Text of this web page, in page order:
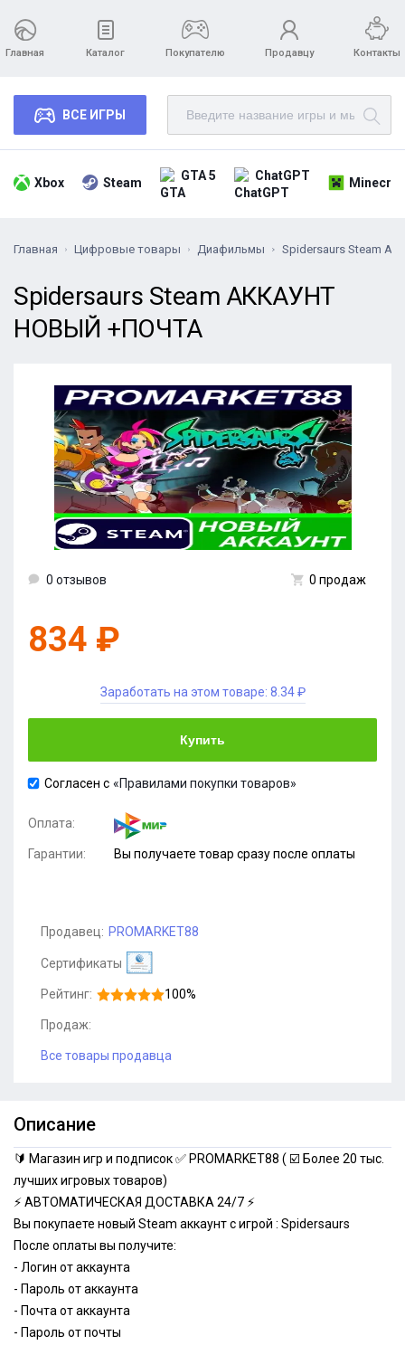
Главная Каталог Покупателю Продавцу Контакты
ВСЕ ИГРЫ
Xbox Steam GTA 5 ChatGPT
Главная Цифровые товары Диафильмы Spidersaurs Steam
Spidersaurs Steam АККАУНТ
НОВЫЙ +ПОЧТА
0 отзывов 0 продаж
834 ₽
Заработать на этом товаре: 8.34 ₽
Купить
Согласен с «Правилами покупки товаров»
Оплата:
Гарантии: Вы получаете товар сразу после оплаты
Продавец: PROMARKET88
Сертификаты
Рейтинг: 100%
Продаж:
Все товары продавца
Описание
🔰 Магазин игр и подписок ✅ PROMARKET88 ( ☑️ Более 20 тыс.
лучших игровых товаров)
⚡ АВТОМАТИЧЕСКАЯ ДОСТАВКА 24/7 ⚡
Вы покупаете новый Steam аккаунт с игрой : Spidersaurs
После оплаты вы получите:
- Логин от аккаунта
- Пароль от аккаунта
- Почта от аккаунта
- Пароль от почты